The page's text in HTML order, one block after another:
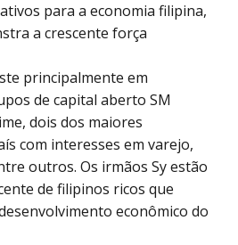
para a economia filipina,
a crescente força
principalmente em
de capital aberto SM
dois dos maiores
com interesses em varejo,
outros. Os irmãos Sy estão
de filipinos ricos que
econômico do